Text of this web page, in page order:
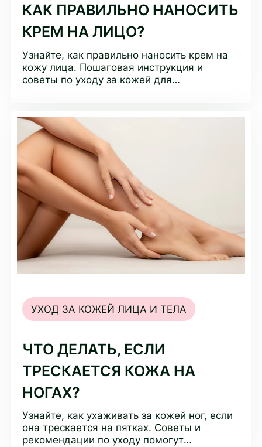
КАК ПРАВИЛЬНО НАНОСИТЬ
КРЕМ НА ЛИЦО?
Узнайте, как правильно наносить крем на
кожу лица. Пошаговая инструкция и
советы по уходу за кожей для
УХОД ЗА КОЖЕЙ ЛИЦА И ТЕЛА
ЧТО ДЕЛАТЬ, ЕСЛИ
ТРЕСКАЕТСЯ КОЖА НА
НОГАХ?
Узнайте, как ухаживать за кожей ног, если
она трескается на пятках. Советы и
рекомендации по уходу помогут